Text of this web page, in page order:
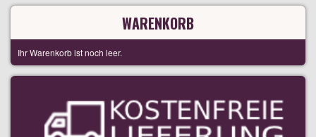
WARENKORB
Ihr Warenkorb ist noch leer.